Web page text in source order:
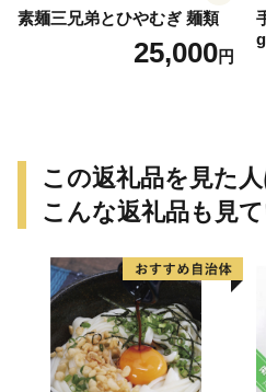
素麺三兄弟とひやむぎ 麺類
25,000円
この返礼品を見た
こんな返礼品も見